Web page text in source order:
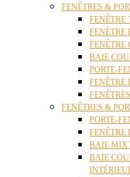
FENÊTRES &
FENÊTRE
FENÊTRE
FENÊTRE
BAIE
PORTE-
FENÊTRE
FENÊTRES &
PORTE-
FENÊTRE
BAIE
BAIE